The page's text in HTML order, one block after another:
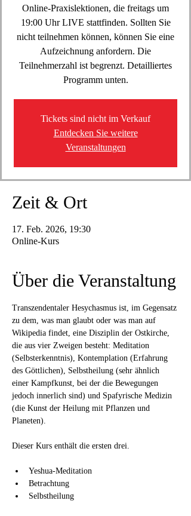
Online-Praxislektionen, die freitags um
19:00 Uhr LIVE stattfinden. Sollten Sie
nicht teilnehmen können, können Sie eine
Aufzeichnung anfordern. Die
Teilnehmerzahl ist begrenzt. Detailliertes
Programm unten.
Tickets sind nicht im Verkauf
Entdecken Sie weitere
Veranstaltungen
Zeit & Ort
17. Feb. 2026, 19:30
Online-Kurs
Über die Veranstaltung
Transzendentaler Hesychasmus ist, im Gegensatz
zu dem, was man glaubt oder was man auf
Wikipedia findet, eine Disziplin der Ostkirche,
die aus vier Zweigen besteht: Meditation
(Selbsterkenntnis), Kontemplation (Erfahrung
des Göttlichen), Selbstheilung (sehr ähnlich
einer Kampfkunst, bei der die Bewegungen
jedoch innerlich sind) und Spafyrische Medizin
(die Kunst der Heilung mit Pflanzen und
Planeten).
Dieser Kurs enthält die ersten drei.
Yeshua-Meditation
Betrachtung
Selbstheilung